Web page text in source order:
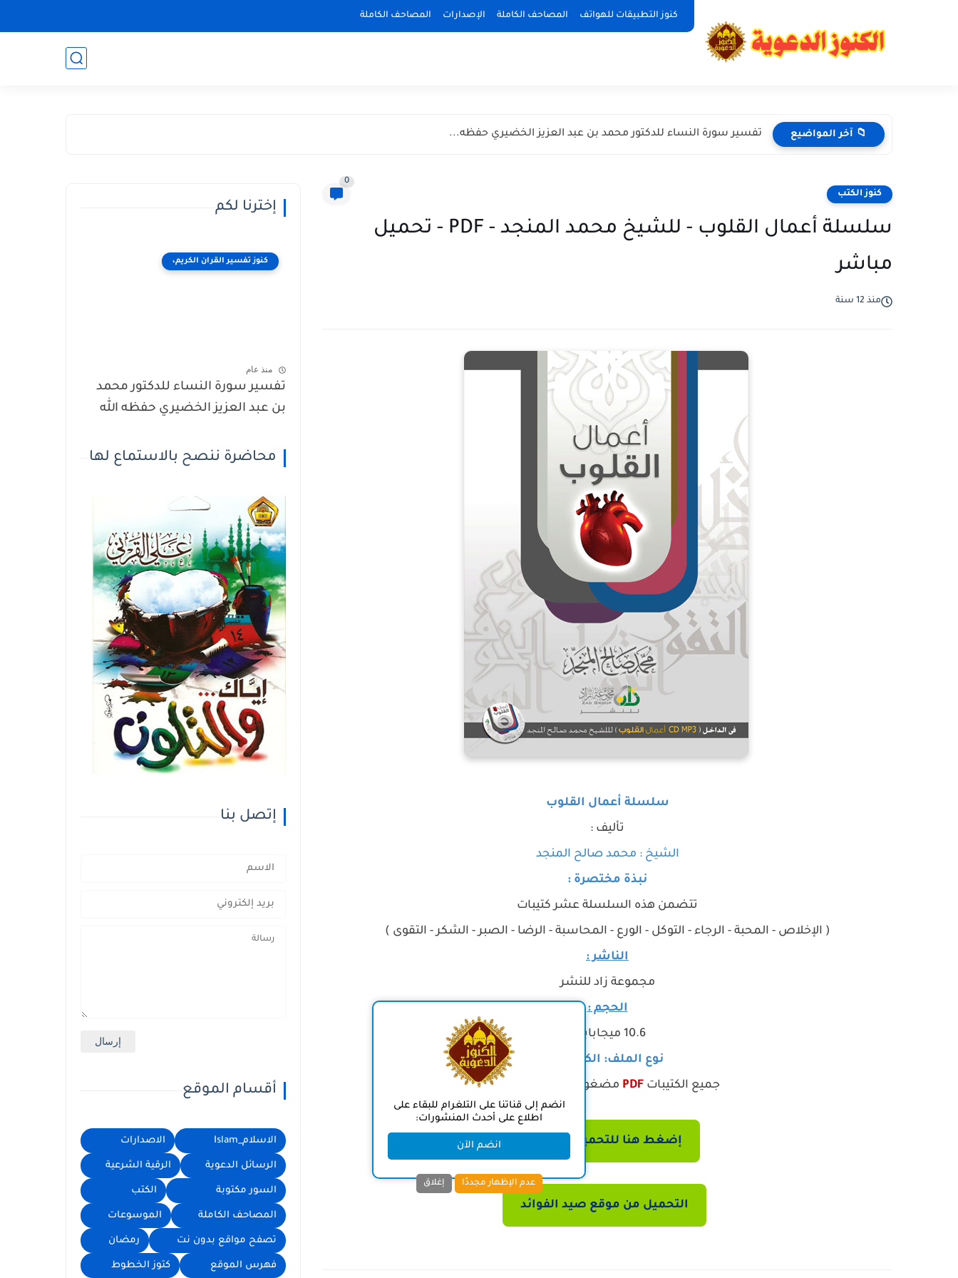
كنوز التطبيقات للهواتف المصاحف الكاملة الإصدارات المصاحف الكاملة
📁 آخر المواضيع تفسير سورة النساء للدكتور محمد بن عبد العزيز الخضيري حفظه...
كنوز الكتب
0
سلسلة أعمال القلوب - للشيخ محمد المنجد - PDF - تحميل
مباشر
منذ 12 سنة
سلسلة أعمال القلوب
تأليف :
الشيخ : محمد صالح المنجد
نبذة مختصرة :
تتضمن هذه السلسلة عشر كتيبات
( الإخلاص - المحبة - الرجاء - التوكل - الورع - المحاسبة - الرضا - الصبر - الشكر - التقوى )
الناشر :
مجموعة زاد للنشر
الحجم :
10.6 ميجابايت
نوع الملف: الكتيبات
جميع الكتيبات PDF مضغوطة في ملف واحد
إضغط هنا للتحميل مباشرة
التحميل من موقع صيد الفوائد
إخترنا لكم
كنوز تفسير القران الكريم،
منذ عام
تفسير سورة النساء للدكتور محمد
بن عبد العزيز الخضيري حفظه الله
محاضرة ننصح بالاستماع لها
إتصل بنا
أقسام الموقع
الاسلام_Islam الاصدارات
الرسائل الدعوية الرقية الشرعية
السور مكتوبة الكتب
المصاحف الكاملة الموسوعات
تصفح مواقع بدون نت رمضان
فهرس الموقع كتوز الخطوط
انضم إلى قناتنا على التلغرام للبقاء على
اطلاع على أحدث المنشورات:
انضم الآن
عدم الإظهار مجددًا إغلاق